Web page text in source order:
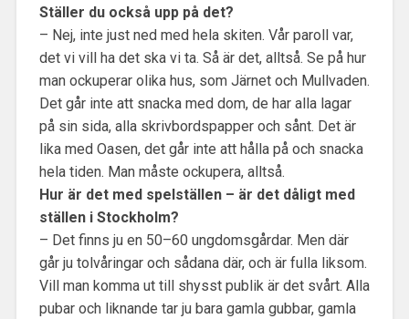
Ställer du också upp på det?
– Nej, inte just ned med hela skiten. Vår paroll var,
det vi vill ha det ska vi ta. Så är det, alltså. Se på hur
man ockuperar olika hus, som Järnet och Mullvaden.
Det går inte att snacka med dom, de har alla lagar
på sin sida, alla skrivbordspapper och sånt. Det är
lika med Oasen, det går inte att hålla på och snacka
hela tiden. Man måste ockupera, alltså.
Hur är det med spelställen – är det dåligt med
ställen i Stockholm?
– Det finns ju en 50–60 ungdomsgårdar. Men där
går ju tolvåringar och sådana där, och är fulla liksom.
Vill man komma ut till shysst publik är det svårt. Alla
pubar och liknande tar ju bara gamla gubbar, gamla